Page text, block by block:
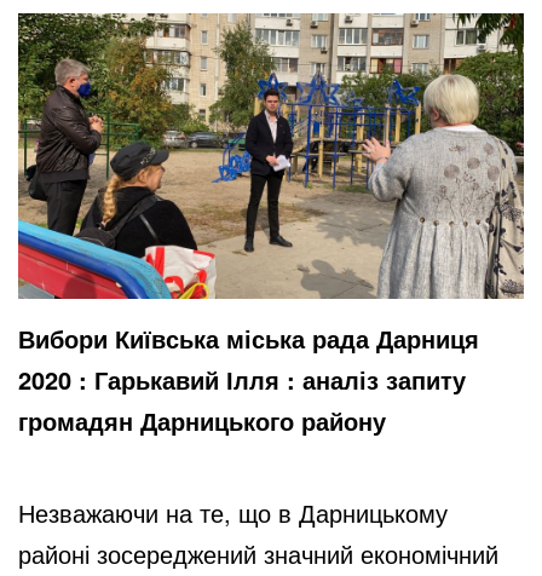
Вибори Київська міська рада Дарниця
2020 : Гарькавий Ілля : аналіз запиту
громадян Дарницького району
Незважаючи на те, що в Дарницькому
районі зосереджений значний економічний